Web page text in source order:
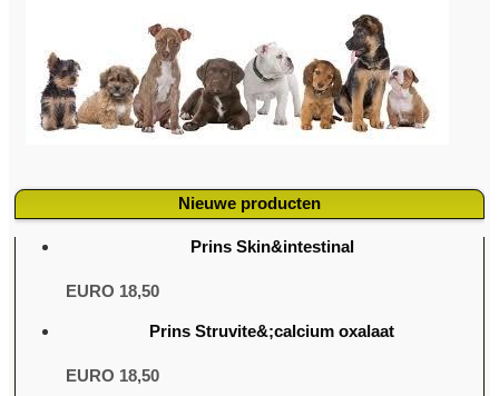
Nieuwe producten
Prins Skin&intestinal
EURO 18,50
Prins Struvite&;calcium oxalaat
EURO 18,50